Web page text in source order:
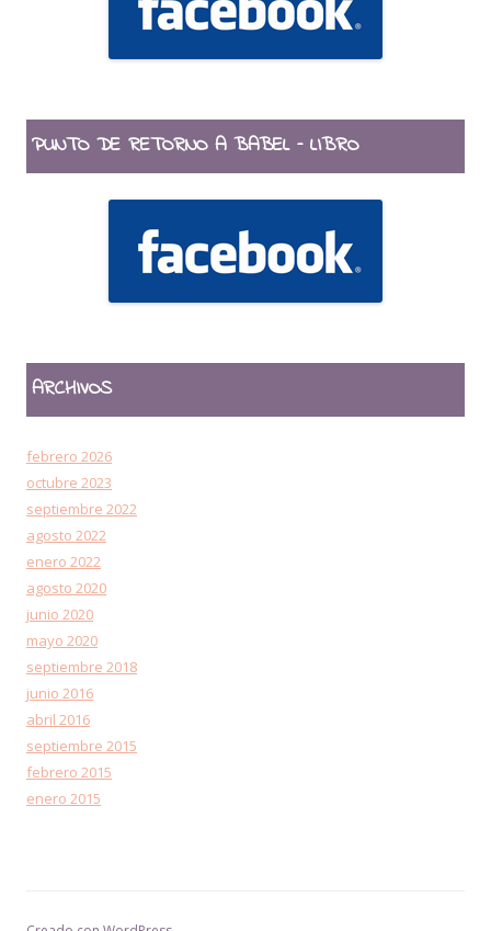
PUNTO DE RETORNO A BABEL – LIBRO
ARCHIVOS
febrero 2026
octubre 2023
septiembre 2022
agosto 2022
enero 2022
agosto 2020
junio 2020
mayo 2020
septiembre 2018
junio 2016
abril 2016
septiembre 2015
febrero 2015
enero 2015